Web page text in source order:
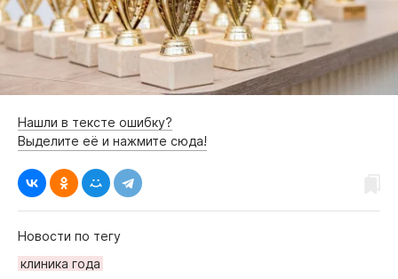
Нашли в тексте ошибку?
Выделите её и нажмите сюда!
Новости по тегу
клиника года